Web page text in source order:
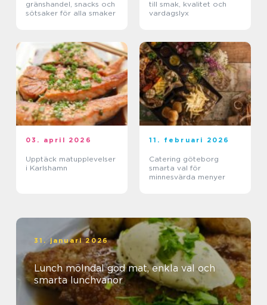
gränshandel, snacks och
sötsaker för alla smaker
till smak, kvalitet och
vardagslyx
03. april 2026
Upptäck matupplevelser
i Karlshamn
11. februari 2026
Catering göteborg
smarta val för
minnesvärda menyer
31. januari 2026
Lunch mölndal god mat, enkla val och
smarta lunchvanor